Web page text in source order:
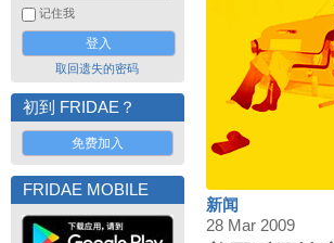
记住我
取回遗失的密码
初到 FRIDAE？
免费加入
FRIDAE MOBILE
新闻
28 Mar 2009